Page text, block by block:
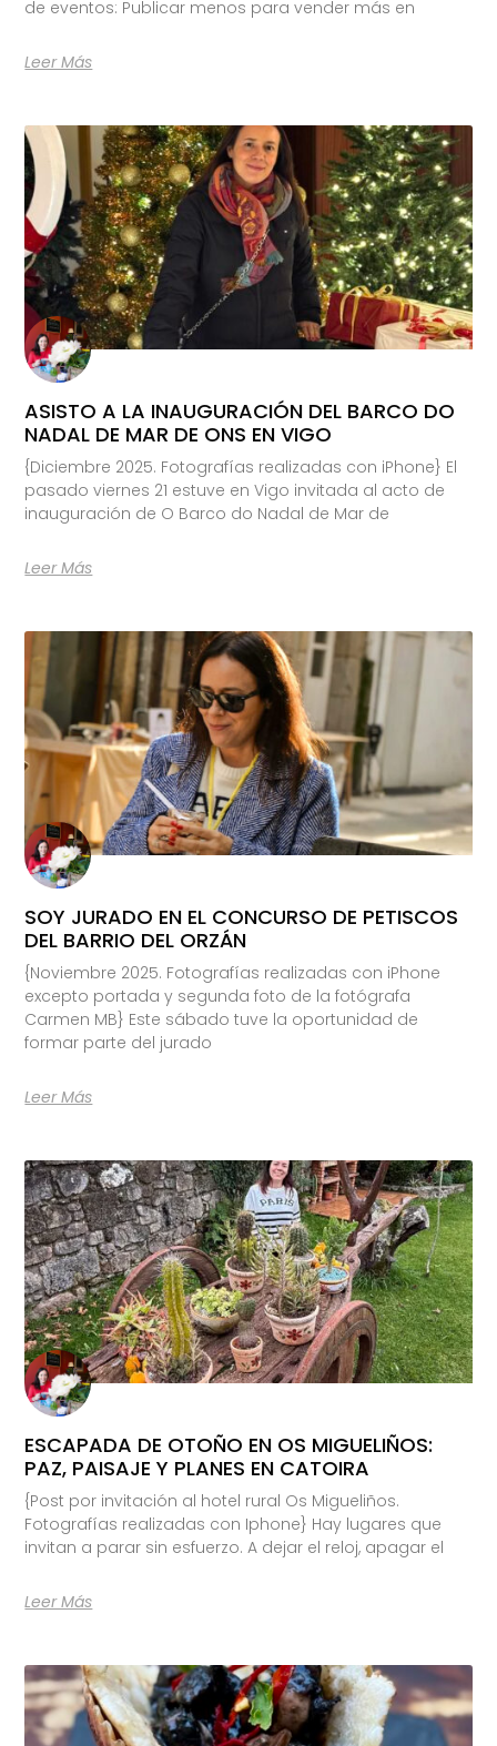
de eventos: Publicar menos para vender más en
Leer Más
ASISTO A LA INAUGURACIÓN DEL BARCO DO
NADAL DE MAR DE ONS EN VIGO
{Diciembre 2025. Fotografías realizadas con iPhone} El
pasado viernes 21 estuve en Vigo invitada al acto de
inauguración de O Barco do Nadal de Mar de
Leer Más
SOY JURADO EN EL CONCURSO DE PETISCOS
DEL BARRIO DEL ORZÁN
{Noviembre 2025. Fotografías realizadas con iPhone
excepto portada y segunda foto de la fotógrafa
Carmen MB} Este sábado tuve la oportunidad de
formar parte del jurado
Leer Más
ESCAPADA DE OTOÑO EN OS MIGUELIÑOS:
PAZ, PAISAJE Y PLANES EN CATOIRA
{Post por invitación al hotel rural Os Migueliños.
Fotografías realizadas con Iphone} Hay lugares que
invitan a parar sin esfuerzo. A dejar el reloj, apagar el
Leer Más